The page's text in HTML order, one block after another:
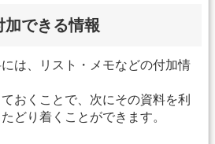
加できる情報
は、リスト・メモなどの付加情
おくことで、次にその資料を利
どり着くことができます。